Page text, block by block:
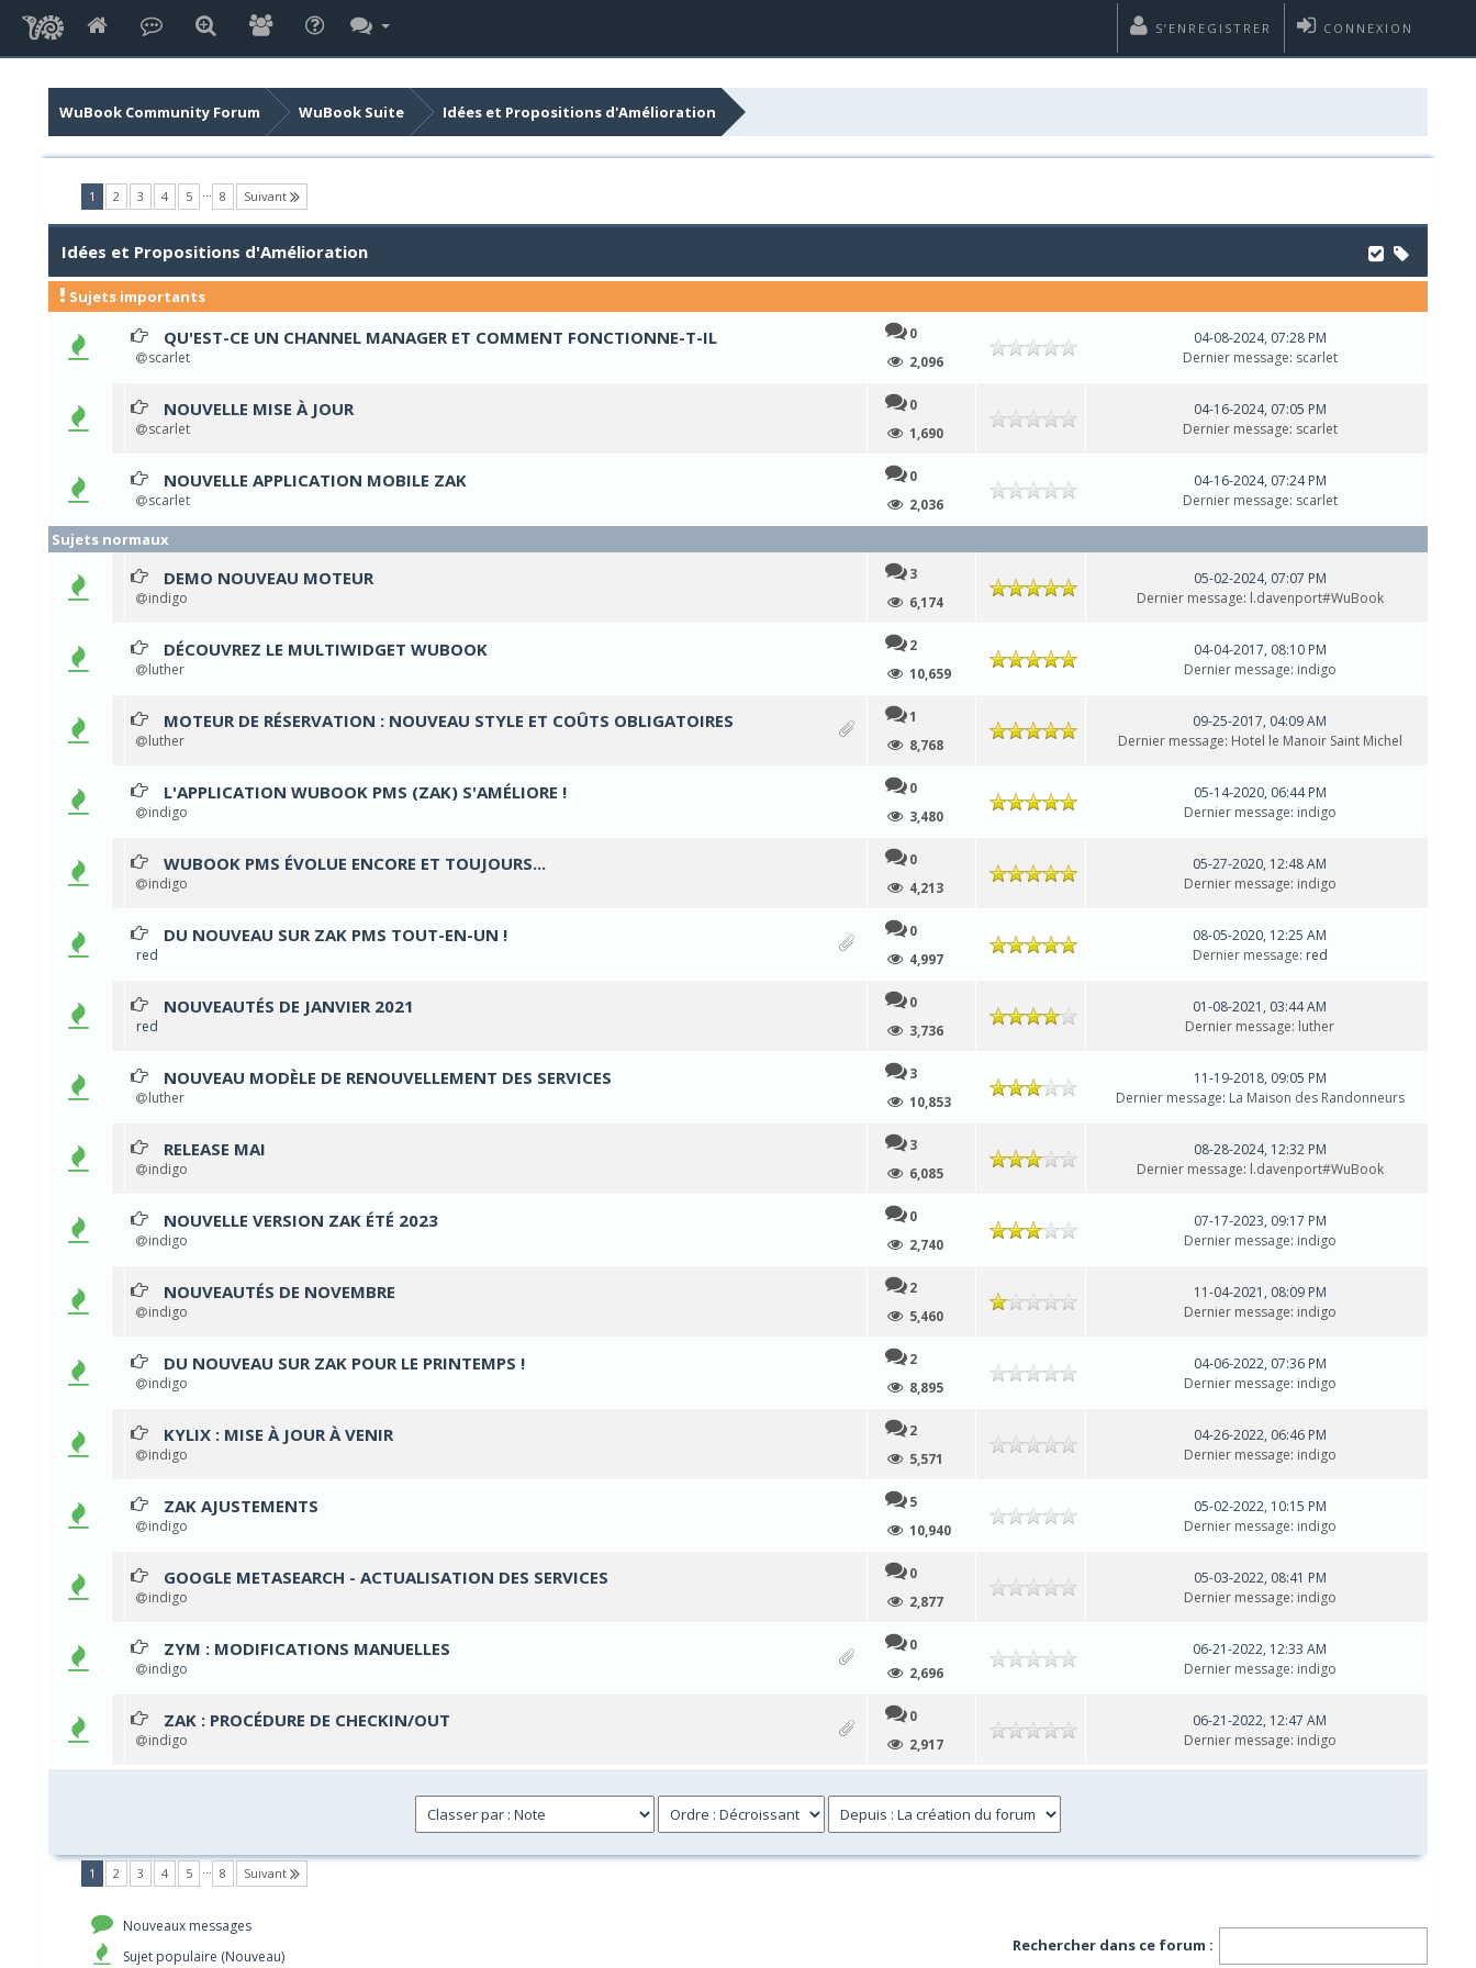
CONNEXION
S’ENREGISTRER
WuBook Community Forum WuBook Suite Idées et Propositions d'Amélioration
1 (current)
2 3 4 5 … 8 Suivant
Idées et Propositions d'Amélioration
Sujets importants
QU'EST-CE UN CHANNEL MANAGER ET COMMENT FONCTIONNE-T-IL
scarlet
0
2,096
0 Votes - 0 sur 5 en moyenne
12 3 45
04-08-2024, 07:28 PM
Dernier message: scarlet
NOUVELLE MISE À JOUR
scarlet
0
1,690
0 Votes - 0 sur 5 en moyenne
04-16-2024, 07:05 PM
Dernier message: scarlet
NOUVELLE APPLICATION MOBILE ZAK
scarlet
0
2,036
0 Votes - 0 sur 5 en moyenne
123
04-16-2024, 07:24 PM
Dernier message: scarlet
Sujets normaux
DEMO NOUVEAU MOTEUR
indigo
3
6,174
05-02-2024, 07:07 PM
Dernier message: l.davenport#WuBook
DÉCOUVREZ LE MULTIWIDGET WUBOOK
luther
2
10,659
1 Votes - 5 sur 5 en moyenne
12345
04-04-2017, 08:10 PM
Dernier message: indigo
MOTEUR DE RÉSERVATION : NOUVEAU STYLE ET COÛTS OBLIGATOIRES
luther
1
8,768
1 Votes - 5 sur 5 en moyenne
123 45
09-25-2017, 04:09 AM
Dernier message: Hotel le Manoir Saint Michel
L'APPLICATION WUBOOK PMS (ZAK) S'AMÉLIORE !
indigo
0
3,480
1 Votes - 5 sur 5 en moyenne
12 3 45
05-14-2020, 06:44 PM
Dernier message: indigo
WUBOOK PMS ÉVOLUE ENCORE ET TOUJOURS...
indigo
0
4,213
1 Votes - 5 sur 5 en moyenne
1 2345
05-27-2020, 12:48 AM
Dernier message: indigo
DU NOUVEAU SUR ZAK PMS TOUT-EN-UN !
red
0
4,997
1 Votes - 5 sur 5 en moyenne
12345
08-05-2020, 12:25 AM
Dernier message: red
NOUVEAUTÉS DE JANVIER 2021
red
0
3,736
1 Votes - 4 sur 5 en moyenne
01-08-2021, 03:44 AM
Dernier message: luther
NOUVEAU MODÈLE DE RENOUVELLEMENT DES SERVICES
luther
3
10,853
2 Votes - 3 sur 5 en moyenne
12345
11-19-2018, 09:05 PM
Dernier message: La Maison des Randonneurs
RELEASE MAI
indigo
3
6,085
08-28-2024, 12:32 PM
Dernier message: l.davenport#WuBook
NOUVELLE VERSION ZAK ÉTÉ 2023
indigo
0
2,740
1 Votes - 3 sur 5 en moyenne
07-17-2023, 09:17 PM
Dernier message: indigo
NOUVEAUTÉS DE NOVEMBRE
indigo
2
5,460
2 Votes - 1 sur 5 en moyenne
11-04-2021, 08:09 PM
Dernier message: indigo
DU NOUVEAU SUR ZAK POUR LE PRINTEMPS !
indigo
2
8,895
0 Votes - 0 sur 5 en moyenne
12 3 45
04-06-2022, 07:36 PM
Dernier message: indigo
KYLIX : MISE À JOUR À VENIR
indigo
2
5,571
0 Votes - 0 sur 5 en moyenne
04-26-2022, 06:46 PM
Dernier message: indigo
ZAK AJUSTEMENTS
indigo
5
10,940
05-02-2022, 10:15 PM
Dernier message: indigo
GOOGLE METASEARCH - ACTUALISATION DES SERVICES
indigo
0
2,877
0 Votes - 0 sur 5 en moyenne
12 345
05-03-2022, 08:41 PM
Dernier message: indigo
ZYM : MODIFICATIONS MANUELLES
indigo
0
2,696
0 Votes - 0 sur 5 en moyenne
1
06-21-2022, 12:33 AM
Dernier message: indigo
ZAK : PROCÉDURE DE CHECKIN/OUT
indigo
0
2,917
0 Votes - 0 sur 5 en moyenne
1
06-21-2022, 12:47 AM
Dernier message: indigo
1 (current)
2 3 4 5 … 8 Suivant
Nouveaux messages
Sujet populaire (Nouveau)
Rechercher dans ce forum :